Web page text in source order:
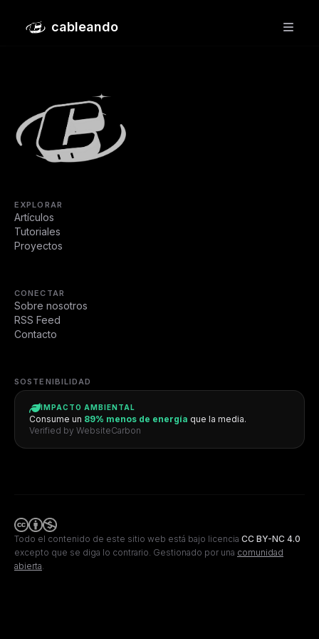
cableando
La web de Hacienda consume energía como para
mantener 1400 hogares españoles
EXPLORAR
Artículos
Tutoriales
Proyectos
CONECTAR
Sobre nosotros
RSS Feed
Contacto
SOSTENIBILIDAD
IMPACTO AMBIENTAL
Consume un 89% menos de energía que la media.
Verified by WebsiteCarbon
Todo el contenido de este sitio web está bajo licencia CC BY-NC 4.0
excepto que se diga lo contrario. Gestionado por una comunidad
abierta